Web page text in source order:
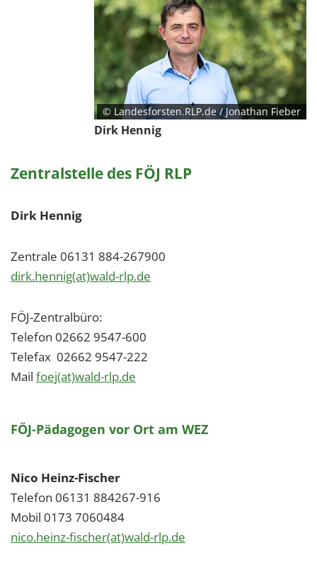
© Landesforsten.RLP.de / Jonathan Fieber
Dirk Hennig
Zentralstelle des FÖJ RLP
Dirk Hennig
Zentrale 06131 884-267900
dirk.hennig(at)wald-rlp.de
FÖJ-Zentralbüro:
Telefon 02662 9547-600
Telefax 02662 9547-222
Mail foej(at)wald-rlp.de
FÖJ-Pädagogen vor Ort am WEZ
Nico Heinz-Fischer
Telefon 06131 884267-916
Mobil 0173 7060484
nico.heinz-fischer(at)wald-rlp.de